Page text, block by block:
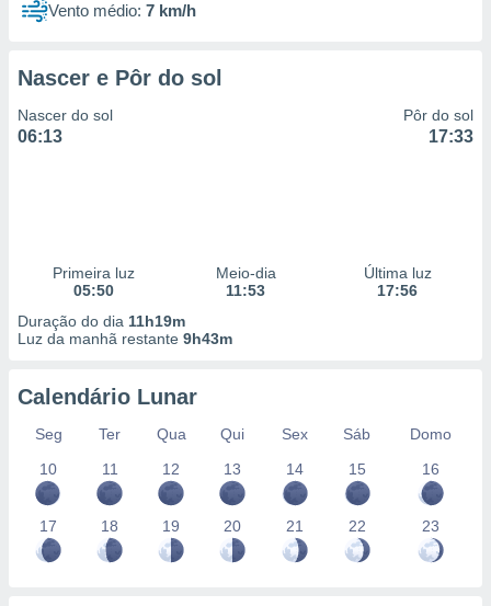
1199
Vento médio: 7 km/h
Nascer e Pôr do sol
Nascer do sol
06:13
Pôr do sol
17:33
Primeira luz
05:50
Meio-dia
11:53
Última luz
17:56
Duração do dia 11h19m
Luz da manhã restante 9h43m
Calendário Lunar
Seg Ter Qua Qui Sex Sáb
Domo
10
11 12 13 14 15 16
17 18 19 20 21 22 23